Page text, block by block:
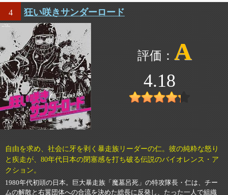
4 狂い咲きサンダーロード
A
4.18
自由を求め、社会に牙を剥く暴走族リーダーの仁。彼の純粋な怒り
と疾走が、80年代日本の閉塞感を打ち破る伝説のバイオレンス・ア
クション。
1980年代初頭の日本。巨大暴走族「魔墓呂死」の特攻隊長・仁は、チー
ムの解散と右翼団体への合流を決めた総長に反発し、たった一人で組織